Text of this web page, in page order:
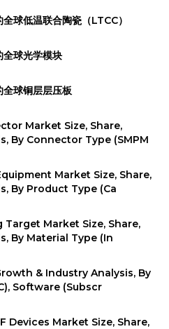
球低温联合陶瓷（LTCC）
球光学模块
球铜层层压板
Market Size, Share,
By Connector Type (SMPM
Market Size, Share,
By Product Type (Ca
Market Size, Share,
By Material Type (In
& Industry Analysis, By
Software (Subscr
Devices Market Size, Share,